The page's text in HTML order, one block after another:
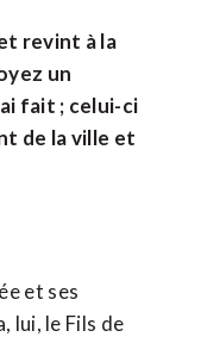
revint à la
un
fait ; celui-ci
de la ville et
et ses
lui, le Fils de